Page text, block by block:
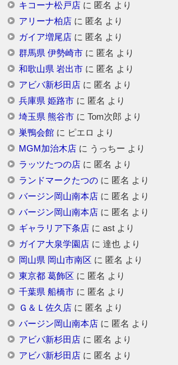
キコーナ松戸店に 匿名 より
アリーナ柏店に 匿名 より
ガイア増尾店に 匿名 より
群馬県 伊勢崎市に 匿名 より
和歌山県 岩出市に 匿名 より
アビバ新杉田店に 匿名 より
兵庫県 姫路市に 匿名 より
埼玉県 熊谷市に Tom次郎 より
巣鴨会館に ピエロ より
MGM加治木店に うっちー より
ラッツたつの店に 匿名 より
ランドマークたつのに 匿名 より
バージン岡山南本店に 匿名 より
バージン岡山南本店に 匿名 より
ギャラリア下条店に astより
ガイア大泉学園店に 達也より
岡山県 岡山市南区 に 匿名 より
東京都 葛飾区 に 匿名 より
千葉県 船橋市に 匿名 より
Ｇ＆Ｌ佐久店に 匿名 より
バージン岡山南本店に 匿名 より
アビバ新杉田店に 匿名 より
アビバ新杉田店に 匿名 より